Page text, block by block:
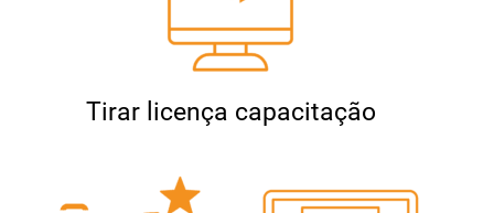
Tirar licença capacitação